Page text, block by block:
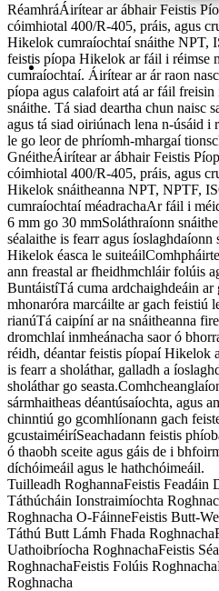
RéamhráÁirítear ar ábhair Feistis
cóimhiotal 400/R-405, práis, agus
Hikelok cumraíochtaí snáithe NPT,
feistis píopa Hikelok ar fáil i réimse
cumraíochtaí. Áirítear ar ár raon
píopa agus calafoirt atá ar fáil freisin
snáithe. Tá siad deartha chun naisc
agus tá siad oiriúnach lena n-úsáid i
le go leor de phríomh-mhargaí
GnéitheÁirítear ar ábhair Feistis
cóimhiotal 400/R-405, práis, agus
Hikelok snáitheanna NPT, NPTF,
cumraíochtaí méadrachaAr fáil i
6 mm go 30 mmSoláthraíonn
séalaithe is fearr agus íoslaghdaíonn
Hikelok éasca le suiteáil
ann freastal ar fheidhmchláir folúis
BuntáistíTá cuma ardchaighdeáin ar
mhonaróra marcáilte ar gach feistiú
rianúTá caipíní ar na snáitheanna
dromchlaí inmheánacha saor ó
réidh, déantar feistis píopaí Hikelok
is fearr a sholáthar, galladh a
sholáthar go seasta.
sármhaitheas déantúsaíochta, agus
chinntiú go gcomhlíonann gach
gcustaiméiríSeachadann feistis
ó thaobh sceite agus gáis de i
díchóimeáil agus le hathchóimeáil.
Tuilleadh RoghannaFeistis Feadáin
Táthúcháin Ionstraimíochta
Roghnacha O-FáinneFeistis Butt-
Táthú Butt Lámh Fhada Roghnacha
Uathoibríocha RoghnachaFeistis
RoghnachaFeistis Folúis Roghnacha
Roghnacha